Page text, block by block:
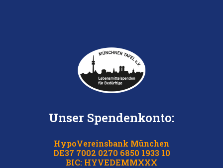
Unser Spendenkonto:
HypoVereinsbank München
DE37 7002 0270 6850 1933 10
BIC: HYVEDEMMXXX